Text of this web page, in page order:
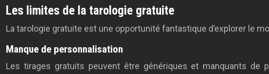
Les limites de la tarologie gratuite
La tarologie gratuite est une opportunité fantastique d’explorer le
Manque de personnalisation
Les tirages gratuits peuvent être génériques et manquants